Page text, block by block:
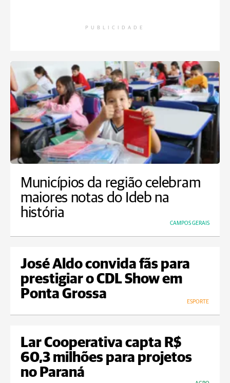
PUBLICIDADE
Municípios da região celebram
maiores notas do Ideb na
história
CAMPOS GERAIS
José Aldo convida fãs para
prestigiar o CDL Show em
Ponta Grossa
ESPORTE
Lar Cooperativa capta R$
60,3 milhões para projetos
no Paraná